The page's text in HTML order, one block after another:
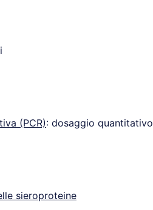
(PCR): dosaggio quantitativo
sieroproteine